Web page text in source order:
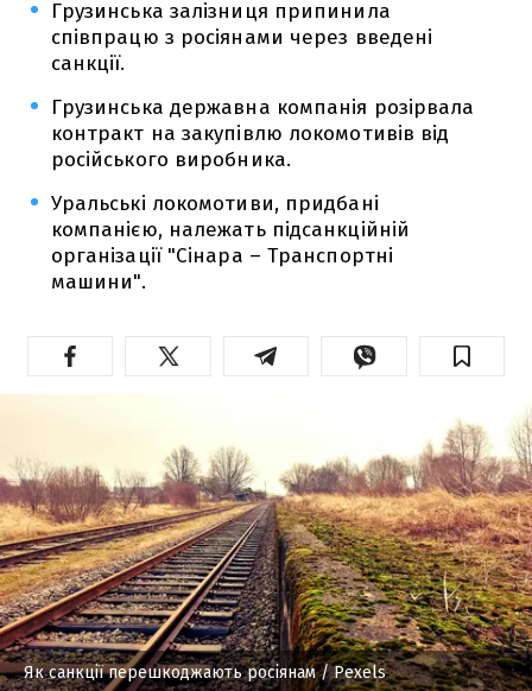
Грузинська залізниця припинила
співпрацю з росіянами через введені
санкції.
Грузинська державна компанія розірвала
контракт на закупівлю локомотивів від
російського виробника.
Уральські локомотиви, придбані
компанією, належать підсанкційній
організації "Сінара – Транспортні
машини".
Як санкції перешкоджають росіянам/ Pexels